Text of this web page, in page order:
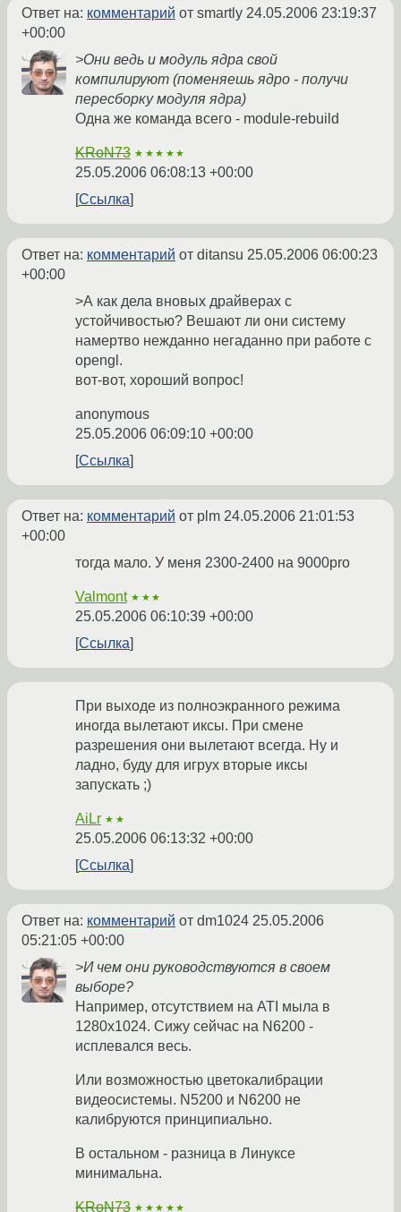
Ответ на: комментарий от smartly 24.05.2006 23:19:37
+00:00
>Они ведь и модуль ядра свой
компилируют (поменяешь ядро - получи
пересборку модуля ядра)
Одна же команда всего - module-rebuild
KRoN73 ★★★★★
25.05.2006 06:08:13 +00:00
Ссылка
Ответ на: комментарий от ditansu 25.05.2006 06:00:23
+00:00
>А как дела вновых драйверах c
устойчивостью? Вешают ли они систему
намертво нежданно негаданно при работе с
opengl.
вот-вот, хороший вопрос!
anonymous
25.05.2006 06:09:10 +00:00
Ссылка
Ответ на: комментарий от plm 24.05.2006 21:01:53
+00:00
тогда мало. У меня 2300-2400 на 9000pro
Valmont ★★★
25.05.2006 06:10:39 +00:00
Ссылка
При выходе из полноэкранного режима
иногда вылетают иксы. При смене
разрешения они вылетают всегда. Ну и
ладно, буду для игрух вторые иксы
запускать ;)
AiLr ★★
25.05.2006 06:13:32 +00:00
Ссылка
Ответ на: комментарий от dm1024 25.05.2006
05:21:05 +00:00
>И чем они руководствуются в своем
выборе?
Например, отсутствием на ATI мыла в
1280x1024. Сижу сейчас на N6200 -
исплевался весь.
Или возможностью цветокалибрации
видеосистемы. N5200 и N6200 не
калибруются принципиально.
В остальном - разница в Линуксе
минимальна.
KRoN73 ★★★★★